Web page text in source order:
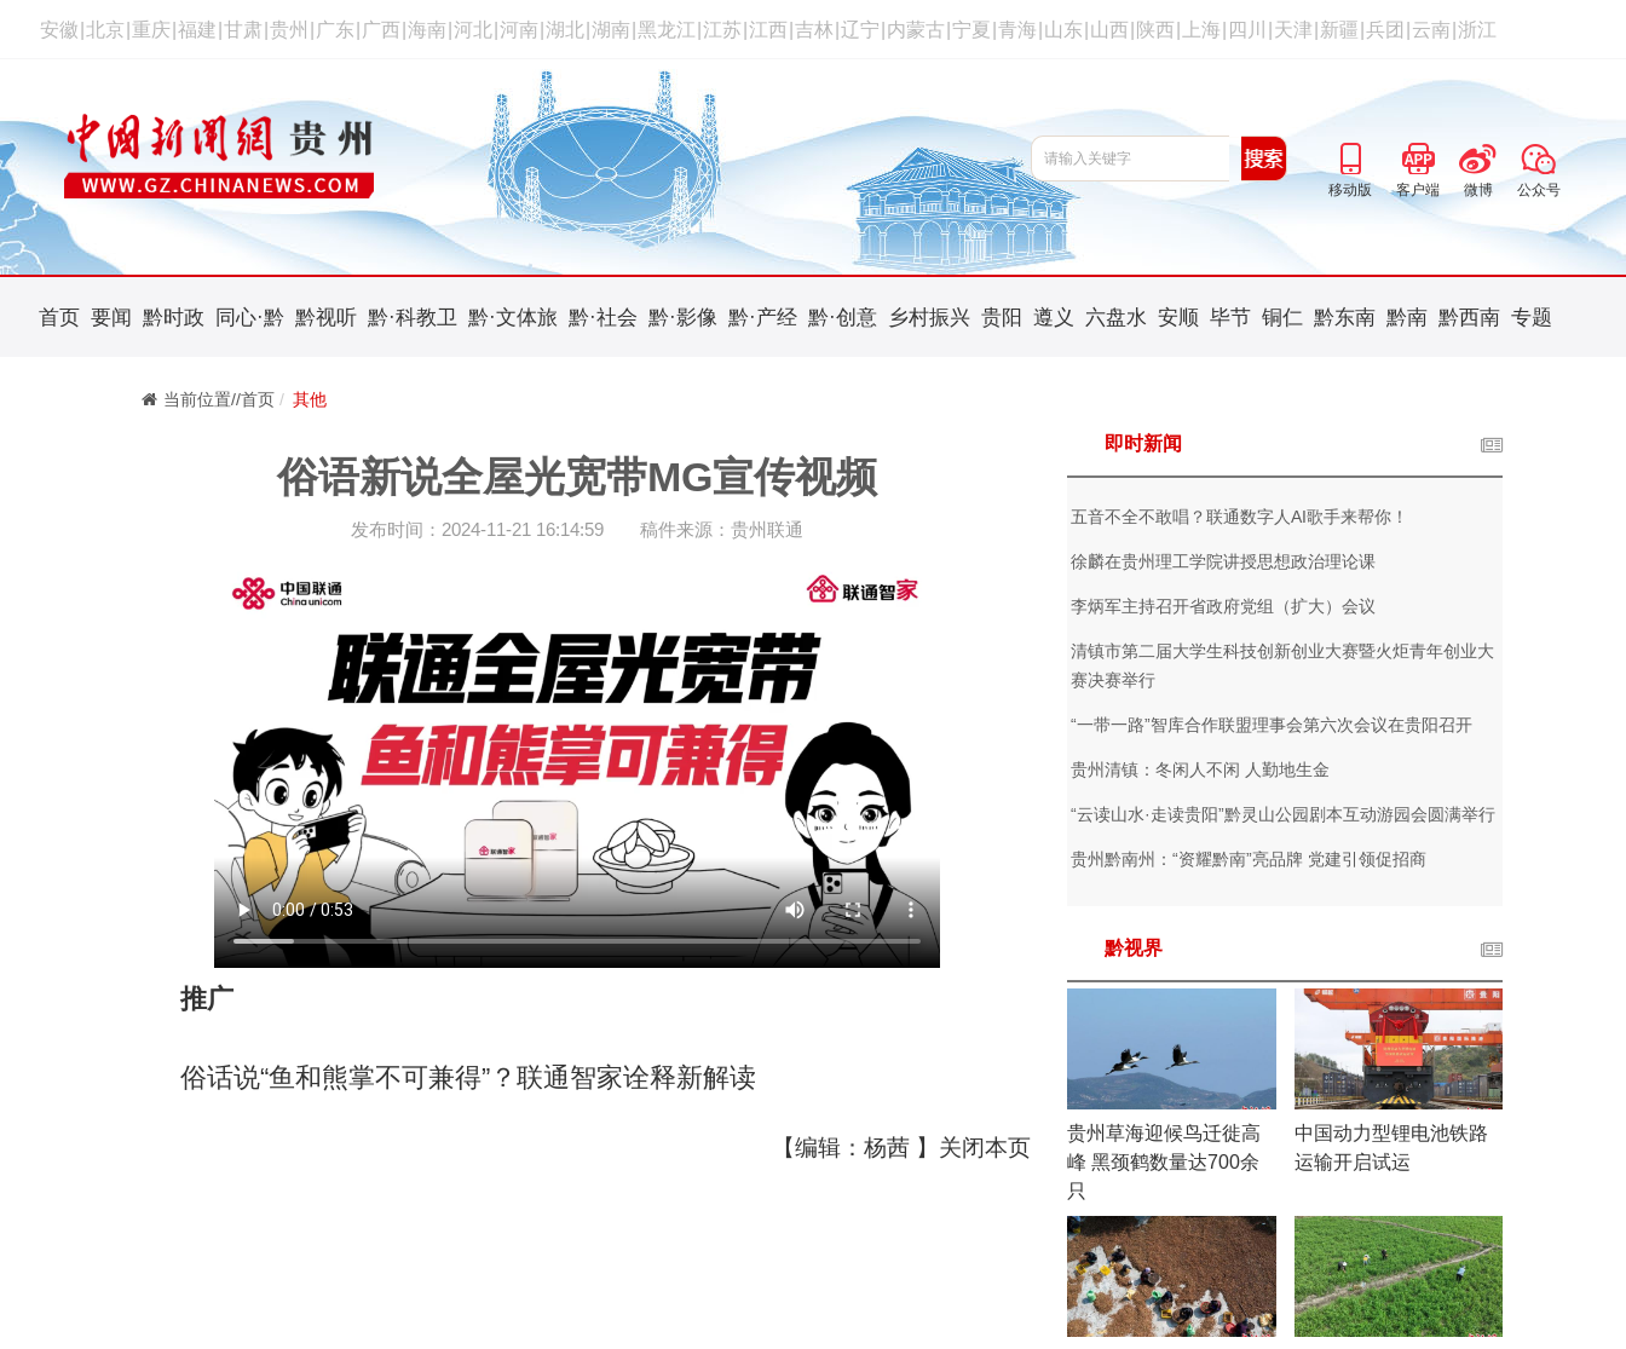
安徽 北京 重庆 福建 甘肃 贵州 广东 广西 海南 河北 河南 湖北 湖南 黑龙江 江苏 江西 吉林 辽宁 内蒙古 宁夏 青海 山东 山西 陕西 上海 四川 天津 新疆 兵团 云南 浙江
移动版 客户端 微博 公众号
首页 要闻 黔时政 同心·黔 黔视听 黔·科教卫 黔·文体旅 黔·社会 黔·影像 黔·产经 黔·创意 乡村振兴 贵阳 遵义 六盘水 安顺 毕节 铜仁 黔东南 黔南 黔西南 专题
当前位置//首页 其他
俗语新说全屋光宽带MG宣传视频
发布时间：2024-11-21 16:14:59 稿件来源：贵州联通
推广
俗话说“鱼和熊掌不可兼得”？联通智家诠释新解读
【编辑：杨茜 】 关闭本页
即时新闻
五音不全不敢唱？联通数字人AI歌手来帮你！
徐麟在贵州理工学院讲授思想政治理论课
李炳军主持召开省政府党组（扩大）会议
清镇市第二届大学生科技创新创业大赛暨火炬青年创业大
赛决赛举行
“一带一路”智库合作联盟理事会第六次会议在贵阳召开
贵州清镇：冬闲人不闲 人勤地生金
“云读山水·走读贵阳”黔灵山公园剧本互动游园会圆满举行
贵州黔南州：“资耀黔南”亮品牌 党建引领促招商
黔视界
贵州草海迎候鸟迁徙高
峰 黑颈鹤数量达700余
只
中国动力型锂电池铁路
运输开启试运